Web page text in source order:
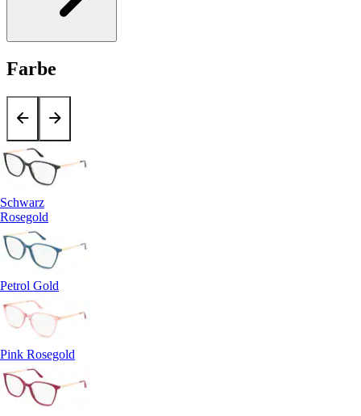
Farbe
Schwarz
Rosegold
Petrol Gold
Pink Rosegold